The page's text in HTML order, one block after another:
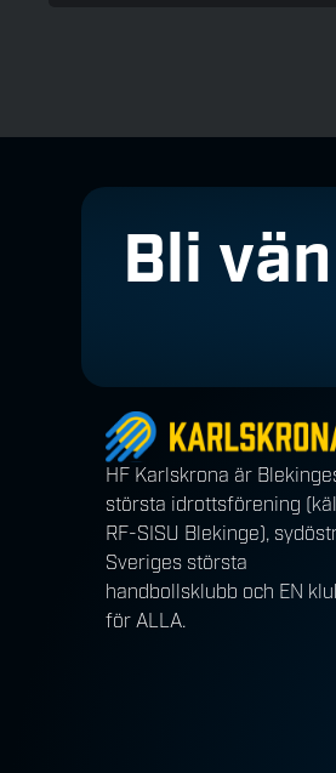
Bli
HF Karlskrona är
största idrottsförening
RF-SISU Blekinge),
Sveriges största
handbollsklubb och EN
för ALLA.